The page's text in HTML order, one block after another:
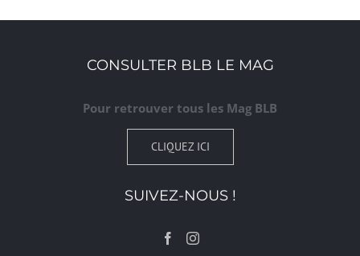
CONSULTER BLB LE MAG
Pour retrouver tous les Mag BLB
CLIQUEZ ICI
SUIVEZ-NOUS !